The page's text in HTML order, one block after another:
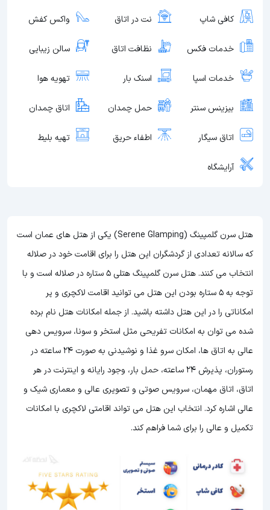
کافی شاپ نت در اتاق واکس کفش
خدمات فکس نظافت اتاق سالن زیبایی
خدمات اسپا اسنک بار تهویه هوا
بیزینس سنتر حمل چمدان اتاق چمدان
اتاق سیگار اطفاء حریق تهیه بلیط
آرایشگاه
هتل سرن گلمپینگ (Serene Glamping) یکی از هتل های عمان است
که سالانه تعدادی از گردشگران این هتل را برای اقامت خود در صلاله
انتخاب می کنند. هتل سرن گلمپینگ هتلی 5 ستاره در صلاله است و با
توجه به 5 ستاره بودن این هتل
می توانید اقامت لاکچری و پر
امکاناتی را در این هتل داشته باشید. از جمله امکانات هتل نام برده
شده می توان به امکانات تفریحی مثل استخر و سونا، سرویس دهی
عالی به اتاق ها، امکان سرو غذا و نوشیدنی به صورت 24 ساعته در
رستوران، پذیرش 24 ساعته، حمل بار، وجود رایانه و اینترنت در هر
اتاق، اتاق مهمان، سرویس صوتی و تصویری عالی و معماری شیک و
عالی اشاره کرد. انتخاب این هتل می تواند اقامتی لاکچری با امکانات
تکمیل و عالی را برای شما فراهم کند.